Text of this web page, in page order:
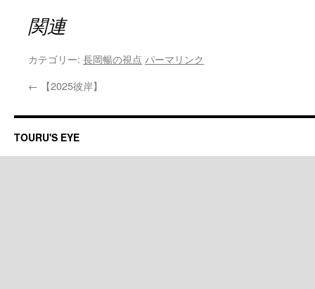
関連
カテゴリー: 長岡暢の視点 パーマリンク
← 【2025彼岸】
TOURU'S EYE